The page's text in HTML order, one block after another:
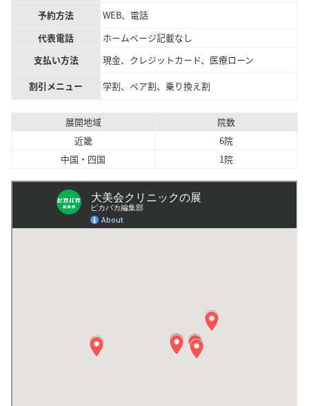
予約方法
WEB、電話
代表電話
ホームページ記載なし
支払い方法
現金、クレジットカード、医療ローン
割引メニュー
学割、ペア割、乗り換え割
展開地域
院数
近畿
6院
中国・四国
1院